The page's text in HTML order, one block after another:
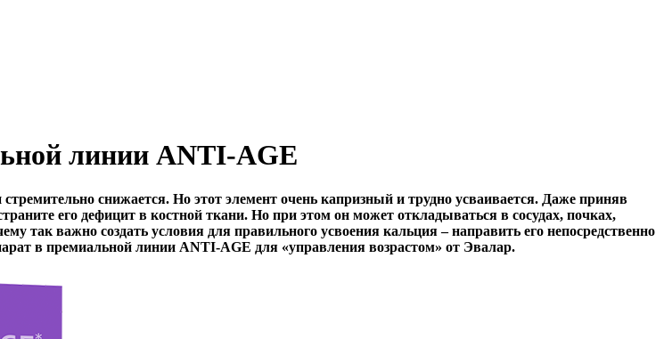
линии ANTI-AGE
снижается. Но этот элемент очень капризный и трудно усваивается. Даже приняв
его дефицит в костной ткани. Но при этом он может откладываться в сосудах, почках,
так важно создать условия для правильного усвоения кальция – направить его непосредственно
в премиальной линии ANTI-AGE для «управления возрастом» от Эвалар.